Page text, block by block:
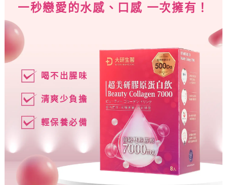
一秒戀愛的水感、口感 一次擁有！
喝不出腥味
清爽少負擔
輕保養必備